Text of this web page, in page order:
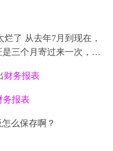
了 从去年7月到现在，
三个月寄过来一次，如
会不会跟他们上传的
财务报表
务报表
么保存啊？